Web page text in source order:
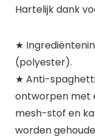
Hartelijk dank
★
(polyester).
★ Anti-
ontworpen met
mesh-stof en
worden